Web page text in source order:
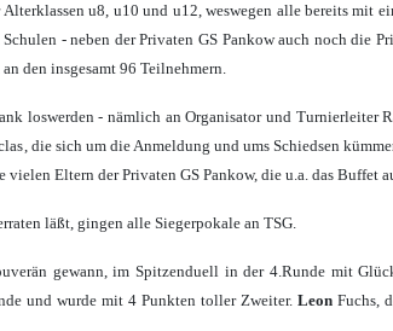
u8, u10 und u12, weswegen alle bereits mit
- neben der Privaten GS Pankow auch noch die
den insgesamt 96 Teilnehmern.
loswerden - nämlich an Organisator und Turnierleiter
die sich um die Anmeldung und ums Schiedsen
Eltern der Privaten GS Pankow, die u.a. das Buffet
läßt, gingen alle Siegerpokale an TSG.
gewann, im Spitzenduell in der 4.Runde mit
und wurde mit 4 Punkten toller Zweiter. Leon Fuchs,